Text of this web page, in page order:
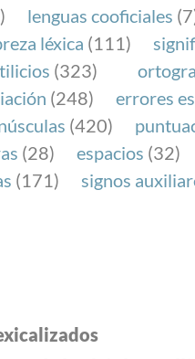
lenguas cooficiales
léxica (111)
(323)
(248)
errores
(420)
(28) espacios (32)
(171)
signos